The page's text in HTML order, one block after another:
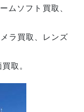
ムソフト買取、
ラ買取、レンズ
取。